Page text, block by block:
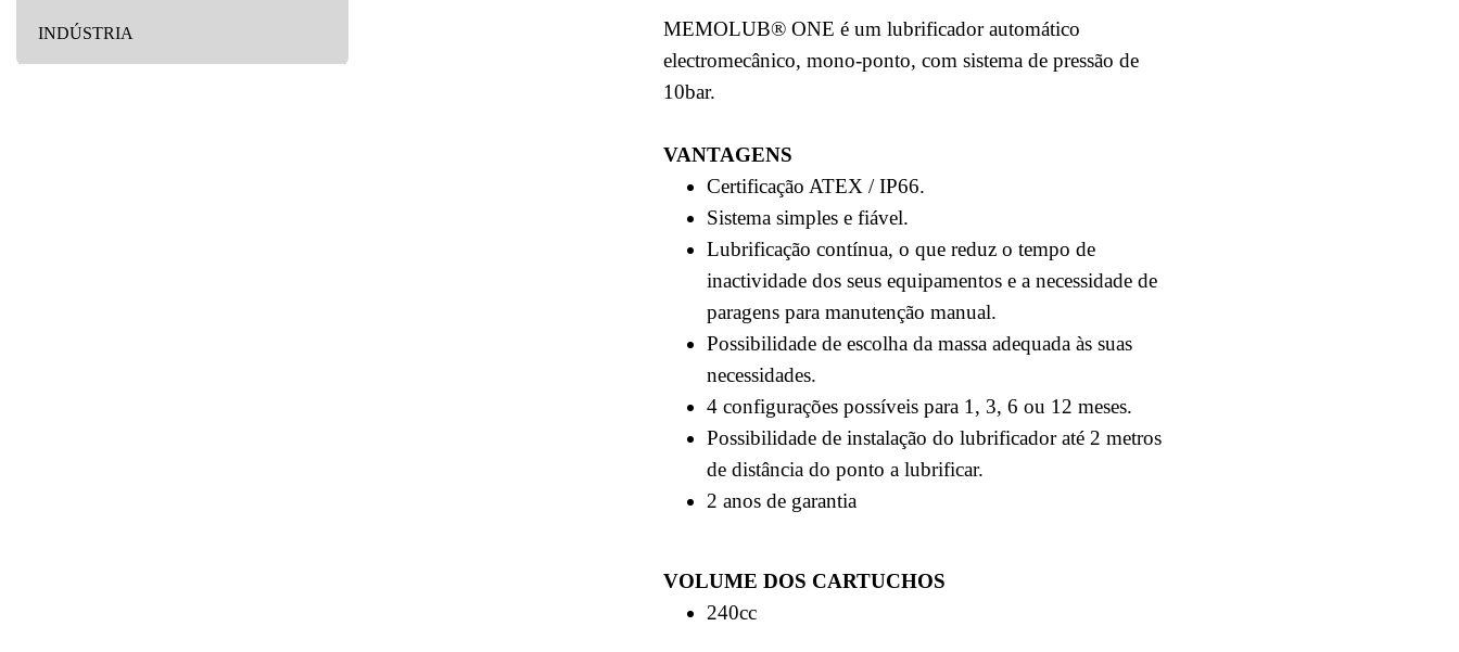
INDÚSTRIA
MEMOLUB® ONE é um lubrificador automático
electromecânico, mono-ponto, com sistema de pressão de
10bar.
VANTAGENS
Certificação ATEX / IP66.
Sistema simples e fiável.
Lubrificação contínua, o que reduz o tempo de
inactividade dos seus equipamentos e a necessidade de
paragens para manutenção manual.
Possibilidade de escolha da massa adequada às suas
necessidades.
4 configurações possíveis para 1, 3, 6 ou 12 meses.
Possibilidade de instalação do lubrificador até 2 metros
de distância do ponto a lubrificar.
2 anos de garantia
VOLUME DOS CARTUCHOS
240cc